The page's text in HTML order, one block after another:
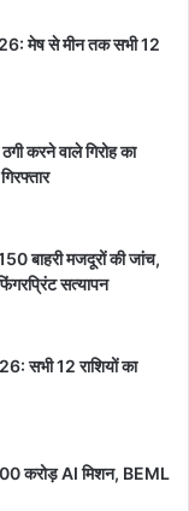
मेष से मीन तक सभी 12
करने वाले गिरोह का
बाहरी मजदूरों की जांच,
सत्यापन
सभी 12 राशियों का
करोड़ AI मिशन, BEML